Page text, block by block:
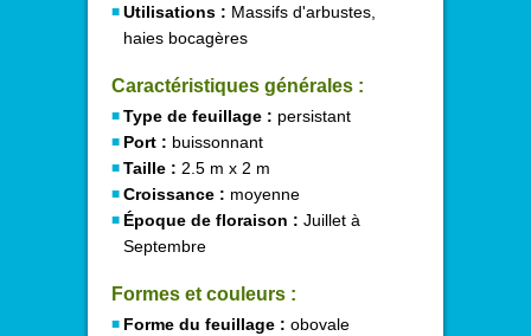
Utilisations : Massifs d'arbustes,
haies bocagères
Caractéristiques générales :
Type de feuillage : persistant
Port : buissonnant
Taille : 2.5 m x 2 m
Croissance : moyenne
Époque de floraison : Juillet à
Septembre
Formes et couleurs :
Forme du feuillage : obovale